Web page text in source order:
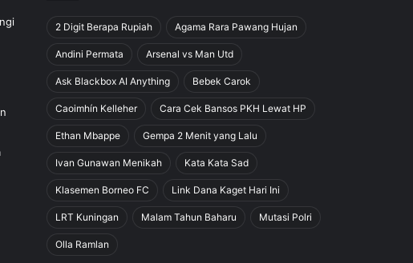
2 Digit Berapa Rupiah Agama Rara Pawang Hujan
Andini Permata Arsenal vs Man Utd
Ask Blackbox AI Anything Bebek Carok
Caoimhín Kelleher Cara Cek Bansos PKH Lewat HP
Ethan Mbappe Gempa 2 Menit yang Lalu
Ivan Gunawan Menikah Kata Kata Sad
Klasemen Borneo FC Link Dana Kaget Hari Ini
LRT Kuningan Malam Tahun Baharu Mutasi Polri
Olla Ramlan